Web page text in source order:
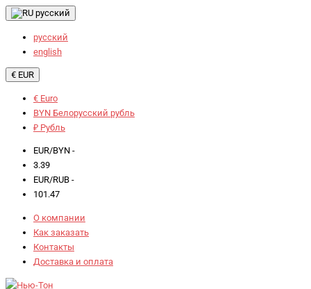
русский
русский
english
€ EUR
€ Euro
BYN Белорусский рубль
₽ Рубль
EUR/BYN -
3.39
EUR/RUB -
101.47
О компании
Как заказать
Контакты
Доставка и оплата